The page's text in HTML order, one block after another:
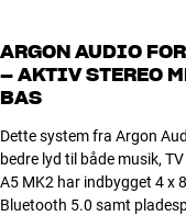
ARGON AUDIO
– AKTIV STEREO
BAS
Dette system fra Argon
bedre lyd til både musik,
A5 MK2 har indbygget 4 x
Bluetooth 5.0 samt